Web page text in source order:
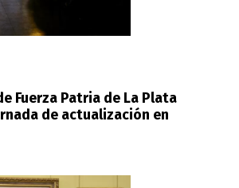
Fuerza Patria de La Plata
de actualización en